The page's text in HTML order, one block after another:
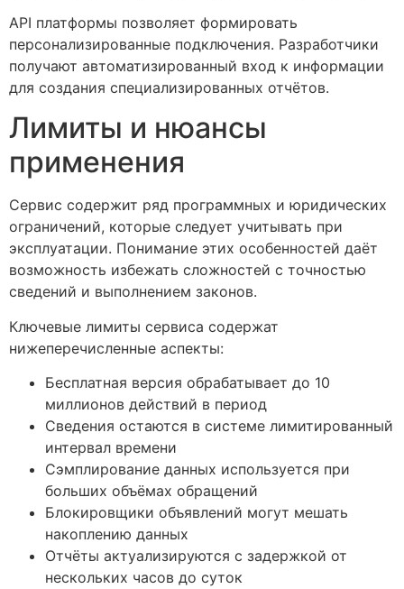
API платформы позволяет формировать
персонализированные подключения. Разработчики
получают автоматизированный вход к информации
для создания специализированных отчётов.
Лимиты и нюансы
применения
Сервис содержит ряд программных и юридических
ограничений, которые следует учитывать при
эксплуатации. Понимание этих особенностей даёт
возможность избежать сложностей с точностью
сведений и выполнением законов.
Ключевые лимиты сервиса содержат
нижеперечисленные аспекты:
Бесплатная версия обрабатывает до 10
миллионов действий в период
Сведения остаются в системе лимитированный
интервал времени
Сэмплирование данных используется при
больших объёмах обращений
Блокировщики объявлений могут мешать
накоплению данных
Отчёты актуализируются с задержкой от
нескольких часов до суток